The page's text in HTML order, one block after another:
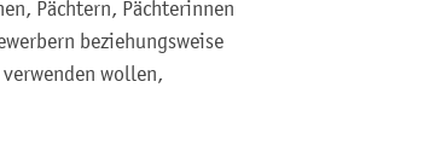
Pächtern, Pächterinnen
beziehungsweise
wollen,